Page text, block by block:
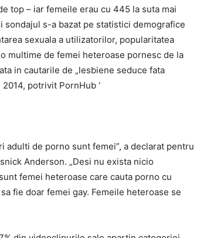
top – iar femeile erau cu 445 la suta mai
sondajul s-a bazat pe statistici demografice
sexuala a utilizatorilor, popularitatea
multime de femei heteroase pornesc de la
in cautarile de „lesbiene seduce fata
potrivit PornHub ‘
adulti de porno sunt femei”, a declarat pentru
Anderson. „Desi nu exista nicio
femei heteroase care cauta porno cu
fie doar femei gay. Femeile heteroase se